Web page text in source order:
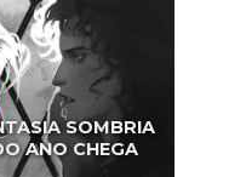
SOMBRIA
ANO CHEGA